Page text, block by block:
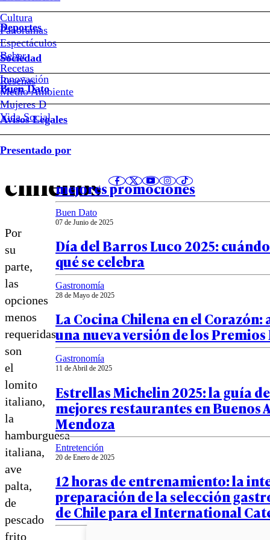
Cultura
Panoramas
Espectáculos
Beber
Recetas
Reseñas
Deportes
Sociedad
Innovación
Medio Ambiente
Mujeres D
Vida Social
Buen Dato
Avisos Legales
Presentado por
italiano:
el
sandwich
favorito
de
los
chilenos
Por
su
parte,
las
opciones
menos
requeridas
son
el
lomito
italiano,
la
hamburguesa
italiana,
ave
palta,
de
pescado
frito
Notas relacionadas
09 de Junio de 2025
Día del Barros Luco: dónde
mejores promociones
Buen Dato
07 de Junio de 2025
Día del Barros Luco 2025:
qué se celebra
Gastronomía
28 de Mayo de 2025
La Cocina Chilena en el
una nueva versión de los Premios
Gastronomía
11 de Abril de 2025
Estrellas Michelin 2025: la guía
mejores restaurantes en Buenos
Mendoza
Entretención
20 de Enero de 2025
12 horas de entrenamiento: la
preparación de la selección
de Chile para el International